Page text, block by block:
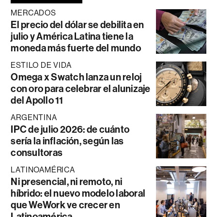
MERCADOS
El precio del dólar se debilita en
julio y América Latina tiene la
moneda más fuerte del mundo
ESTILO DE VIDA
Omega x Swatch lanza un reloj
con oro para celebrar el alunizaje
del Apollo 11
ARGENTINA
IPC de julio 2026: de cuánto
sería la inflación, según las
consultoras
LATINOAMÉRICA
Ni presencial, ni remoto, ni
híbrido: el nuevo modelo laboral
que WeWork ve crecer en